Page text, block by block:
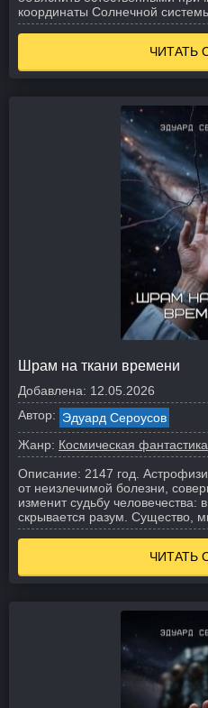
координаты Солнечной системы
ЧИТАТЬ
Шрам на ткани времени
Добавлена: 12.05.2026
Автор: Эдуард Сероусов
Жанр: Космическая фантастика
Описание: 2147 год.
от неизлечимой болезни,
изменит судьбу человечества:
скрывается разум. Существо,
ЧИТАТЬ